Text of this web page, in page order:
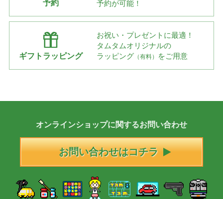
予約
予約が可能！
ギフトラッピング
お祝い・プレゼントに最適！
タムタムオリジナルの
ラッピング （有料） をご用意
オンラインショップに関するお問い合わせ
お問い合わせはコチラ